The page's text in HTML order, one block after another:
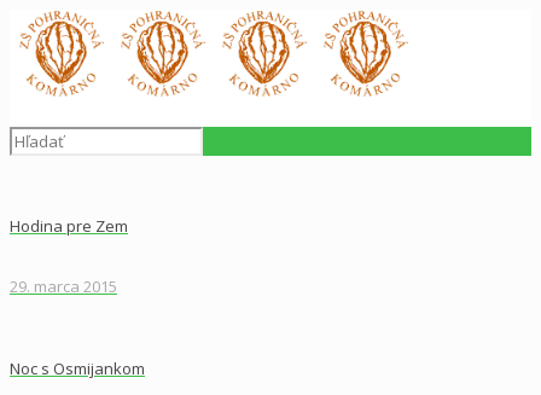
Hodina pre Zem
29. marca 2015
Noc s Osmijankom